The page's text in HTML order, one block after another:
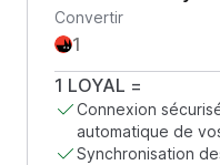
Convertir
1 LOYAL =
Connexion
automatique de
Synchronisation